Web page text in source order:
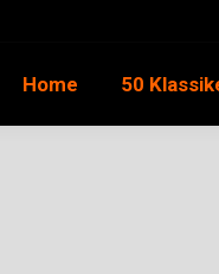
Home 50